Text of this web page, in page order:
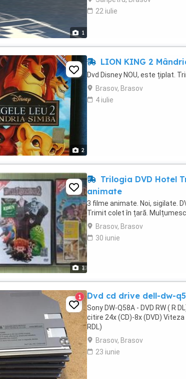
1
22 iulie
2
LION KING 2
Dvd Disney NOU, este țiplat.
Brasov, Brasov
4 iulie
1
Trilogia DVD Hotel
animate
3 filme animate. Noi, sigilate.
Trimit colet în țară. Mulțumesc
Brasov, Brasov
30 iunie
1 Dvd cd drive dell-dw-
Sony DW-Q58A - DVD RW ( R
citire 24x (CD)-8x (DVD)
RDL)
Brasov, Brasov
23 iunie